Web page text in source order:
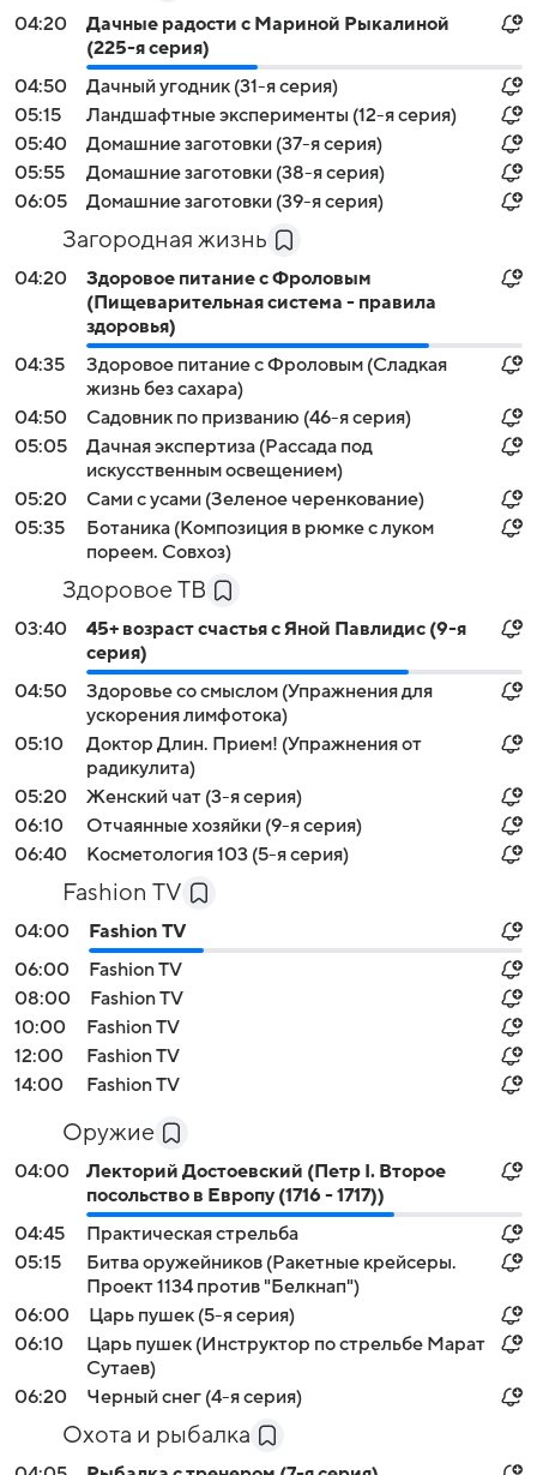
04:20
Дачные радости с Мариной Рыкалиной
(225-я серия)
04:50
Дачный угодник (31-я серия)
05:15
Ландшафтные эксперименты (12-я серия)
05:40
Домашние заготовки (37-я серия)
05:55
Домашние заготовки (38-я серия)
06:05
Домашние заготовки (39-я серия)
Загородная жизнь
04:20
Здоровое питание с Фроловым
(Пищеварительная система - правила
здоровья)
04:35
Здоровое питание с Фроловым (Сладкая
жизнь без сахара)
04:50
Садовник по призванию (46-я серия)
05:05
Дачная экспертиза (Рассада под
искусственным освещением)
05:20
Сами с усами (Зеленое черенкование)
05:35
Ботаника (Композиция в рюмке с луком
пореем. Совхоз)
Здоровое ТВ
03:40
45+ возраст счастья с Яной Павлидис (9-я
серия)
04:50
Здоровье со смыслом (Упражнения для
ускорения лимфотока)
05:10
Доктор Длин. Прием! (Упражнения от
радикулита)
05:20
Жeнский чат (3-я серия)
06:10
Отчаянные хозяйки (9-я серия)
06:40
Косметология 103 (5-я серия)
Fashion TV
04:00
Fashion TV
06:00
Fashion TV
08:00
Fashion TV
10:00
Fashion TV
12:00
Fashion TV
14:00
Fashion TV
Оружие
04:00
Лекторий Достоевский (Петр I. Второе
посольство в Европу (1716 - 1717))
04:45
Практическая стрельба
05:15
Битва оружейников (Ракетные крейсеры.
Проект 1134 против "Белкнап")
06:00
Царь пушек (5-я серия)
06:10
Царь пушек (Инструктор по стрельбе Марат
Сутаев)
06:20
Черный снег (4-я серия)
Охота и рыбалка